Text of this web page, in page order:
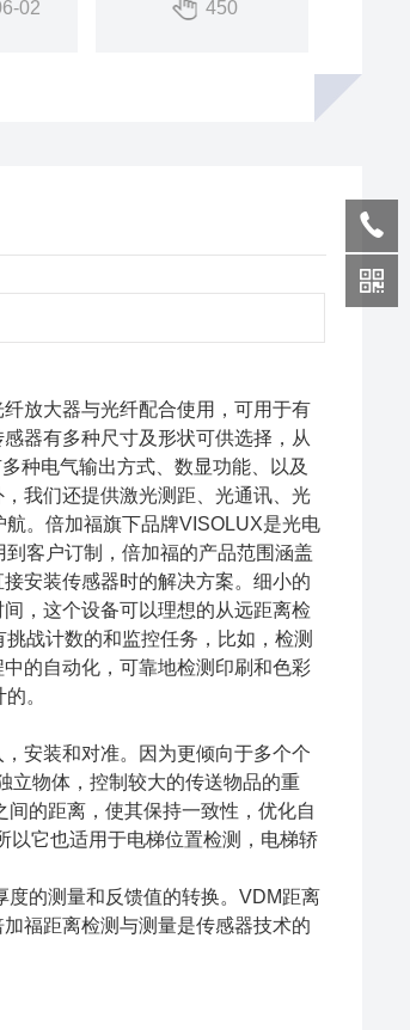
02 450
放大器与光纤配合使用，可用于有
器有多种尺寸及形状可供选择，从
种电气输出方式、数显功能、以及
我们还提供激光测距、光通讯、光
。倍加福旗下品牌VISOLUX是光电
客户订制，倍加福的产品范围涵盖
安装传感器时的解决方案。细小的
，这个设备可以理想的从远距离检
战计数的和监控任务，比如，检测
的自动化，可靠地检测印刷和色彩
。
安装和对准。因为更倾向于多个个
立物体，控制较大的传送物品的重
的距离，使其保持一致性，优化自
以它也适用于电梯位置检测，电梯轿
的测量和反馈值的转换。VDM距离
福距离检测与测量是传感器技术的